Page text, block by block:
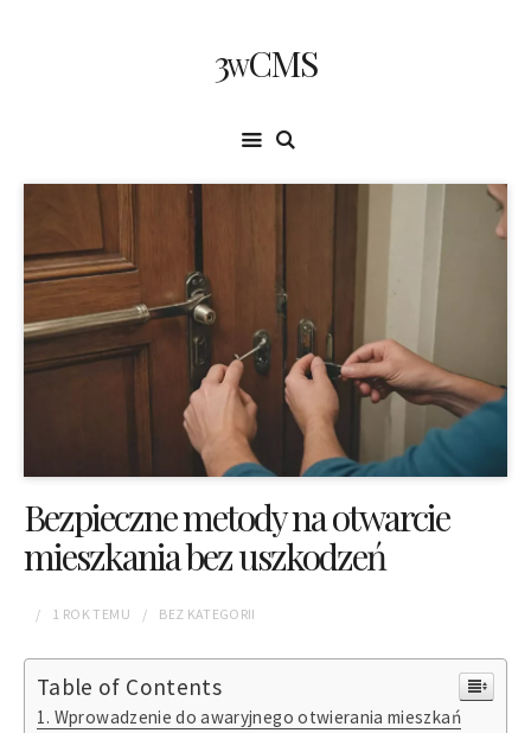
3wCMS
Bezpieczne metody na otwarcie
mieszkania bez uszkodzeń
1 ROKTEMU BEZ KATEGORII
Table of Contents
Wprowadzenie do awaryjnego otwierania mieszkań